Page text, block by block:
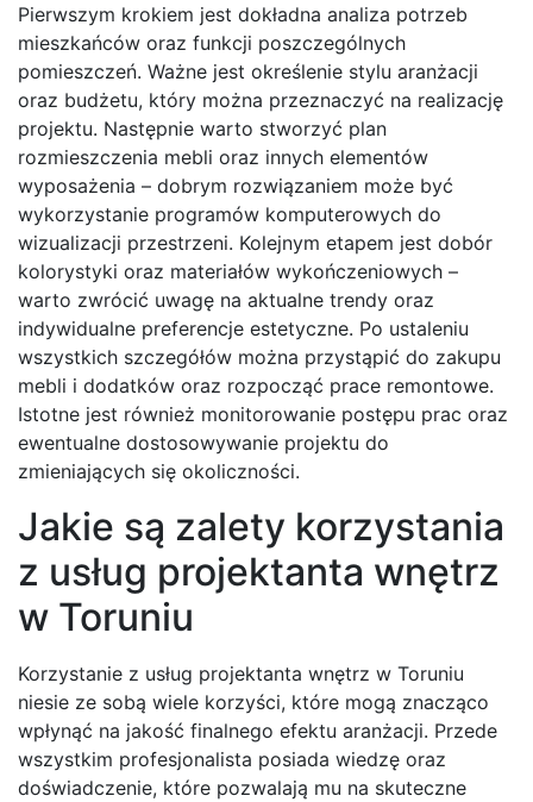
Pierwszym krokiem jest dokładna analiza potrzeb
mieszkańców oraz funkcji poszczególnych
pomieszczeń. Ważne jest określenie stylu aranżacji
oraz budżetu, który można przeznaczyć na realizację
projektu. Następnie warto stworzyć plan
rozmieszczenia mebli oraz innych elementów
wyposażenia – dobrym rozwiązaniem może być
wykorzystanie programów komputerowych do
wizualizacji przestrzeni. Kolejnym etapem jest dobór
kolorystyki oraz materiałów wykończeniowych –
warto zwrócić uwagę na aktualne trendy oraz
indywidualne preferencje estetyczne. Po ustaleniu
wszystkich szczegółów można przystąpić do zakupu
mebli i dodatków oraz rozpocząć prace remontowe.
Istotne jest również monitorowanie postępu prac oraz
ewentualne dostosowywanie projektu do
zmieniających się okoliczności.
Jakie są zalety korzystania
z usług projektanta wnętrz
w Toruniu
Korzystanie z usług projektanta wnętrz w Toruniu
niesie ze sobą wiele korzyści, które mogą znacząco
wpłynąć na jakość finalnego efektu aranżacji. Przede
wszystkim profesjonalista posiada wiedzę oraz
doświadczenie, które pozwalają mu na skuteczne